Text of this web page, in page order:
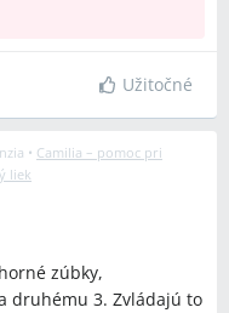
Užitočné
• Camilia – pomoc pri
liek
zúbky,
druhému 3. Zvládajú to